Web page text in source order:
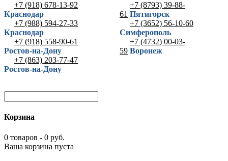
+7 (918) 678-13-92
Краснодар
+7 (988) 594-27-33
Краснодар
+7 (918) 558-90-61
Ростов-на-Дону
+7 (863) 203-77-47
Ростов-на-Дону
+7 (8793) 39-88-
61 Пятигорск
+7 (3652) 56-10-60
Симферополь
+7 (4732) 00-03-
59 Воронеж
Корзина
0 товаров - 0 руб.
Ваша корзина пуста